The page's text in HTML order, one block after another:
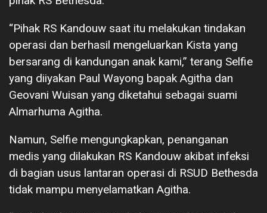
“Pihak RS Kandouw saat itu melakukan tindakan
operasi dan berhasil mengeluarkan Kista yang
bersarang di kandungan anak kami,” terang Selfie
yang diiyakan Paul Wayong bapak Agitha dan
Geovani Wuisan yang diketahui sebagai suami
Almarhuma Agitha.
Namun, Selfie mengungkapkan, penanganan
medis yang dilakukan RS Kandouw akibat infeksi
di bagian usus lantaran operasi di RSUD Bethesda
tidak mampu menyelamatkan Agitha.